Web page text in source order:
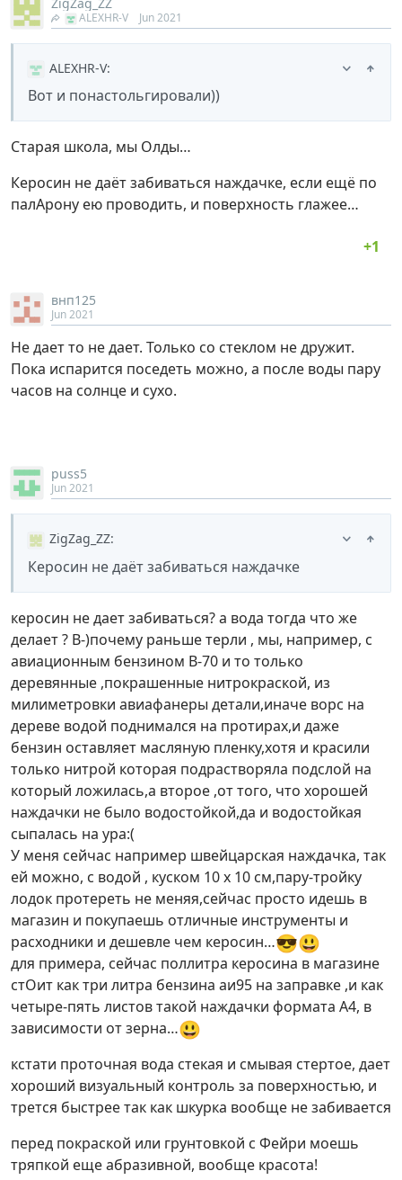
ALEXHR-V Jun 2021
ALEXHR-V:
Вот и понастольгировали))
Старая школа, мы Олды…
Керосин не даёт забиваться наждачке, если ещё по
палАрону ею проводить, и поверхность глажее…
внп125
Jun 2021
Не дает то не дает. Только со стеклом не дружит.
Пока испарится поседеть можно, а после воды пару
часов на солнце и сухо.
puss5
Jun 2021
ZigZag_ZZ:
Керосин не даёт забиваться наждачке
керосин не дает забиваться? а вода тогда что же
делает ? B-)почему раньше терли , мы, например, с
авиационным бензином В-70 и то только
деревянные ,покрашенные нитрокраской, из
милиметровки авиафанеры детали,иначе ворс на
дереве водой поднимался на протирах,и даже
бензин оставляет масляную пленку,хотя и красили
только нитрой которая подрастворяла подслой на
который ложилась,а второе ,от того, что хорошей
наждачки не было водостойкой,да и водостойкая
сыпалась на ура:(
У меня сейчас например швейцарская наждачка, так
ей можно, с водой , куском 10 х 10 см,пару-тройку
лодок протереть не меняя,сейчас просто идешь в
магазин и покупаешь отличные инструменты и
расходники и дешевле чем керосин…😎😃
для примера, сейчас поллитра керосина в магазине
стОит как три литра бензина аи95 на заправке ,и как
четыре-пять листов такой наждачки формата А4, в
зависимости от зерна…😃
кстати проточная вода стекая и смывая стертое, дает
хороший визуальный контроль за поверхностью, и
трется быстрее так как шкурка вообще не забивается
перед покраской или грунтовкой с Фейри моешь
тряпкой еще абразивной, вообще красота!